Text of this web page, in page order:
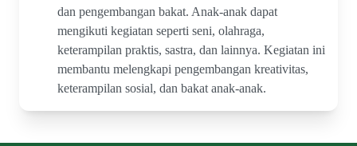
dan pengembangan bakat. Anak-anak dapat
mengikuti kegiatan seperti seni, olahraga,
keterampilan praktis, sastra, dan lainnya. Kegiatan ini
membantu melengkapi pengembangan kreativitas,
keterampilan sosial, dan bakat anak-anak.